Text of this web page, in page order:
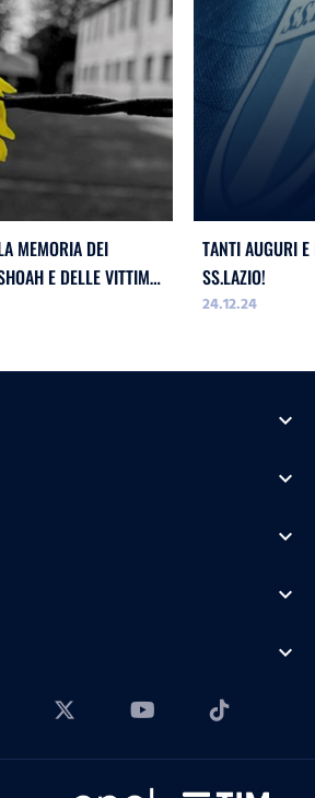
MEMORIA DEI
E DELLE VITTIME
TANTI AUGURI
SS.LAZIO!
24.12.24
expand_more
expand_more
expand_more
expand_more
expand_more